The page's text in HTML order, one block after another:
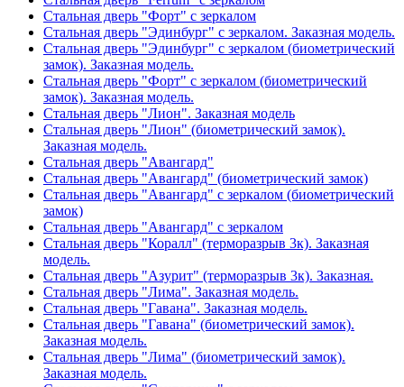
Стальная дверь "Форт" с зеркалом
Стальная дверь "Эдинбург" с зеркалом. Заказная модель.
Стальная дверь "Эдинбург" с зеркалом (биометрический
замок). Заказная модель.
Стальная дверь "Форт" с зеркалом (биометрический
замок). Заказная модель.
Стальная дверь "Лион". Заказная модель
Стальная дверь "Лион" (биометрический замок).
Заказная модель.
Стальная дверь "Авангард"
Стальная дверь "Авангард" (биометрический замок)
Стальная дверь "Авангард" с зеркалом (биометрический
замок)
Стальная дверь "Авангард" с зеркалом
Стальная дверь "Коралл" (терморазрыв 3к). Заказная
модель.
Стальная дверь "Азурит" (терморазрыв 3к). Заказная.
Стальная дверь "Лима". Заказная модель.
Стальная дверь "Гавана". Заказная модель.
Стальная дверь "Гавана" (биометрический замок).
Заказная модель.
Стальная дверь "Лима" (биометрический замок).
Заказная модель.